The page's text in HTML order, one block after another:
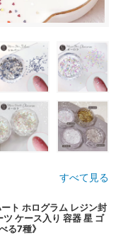
すべて見る
ト ホログラム レジン封
ケース入り 容器 星 ゴ
る7種》